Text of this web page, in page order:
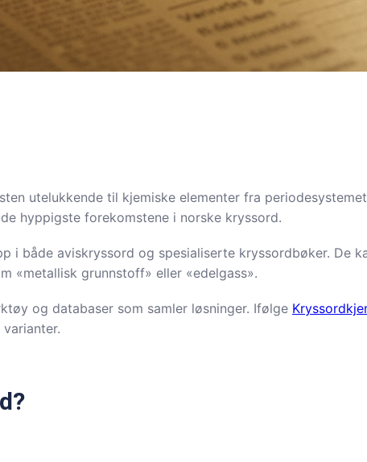
utelukkende til kjemiske elementer fra
hyppigste forekomstene i norske kryssord.
i både aviskryssord og spesialiserte kryssordbøker. De
«metallisk grunnstoff» eller «edelgass».
og databaser som samler løsninger. Ifølge